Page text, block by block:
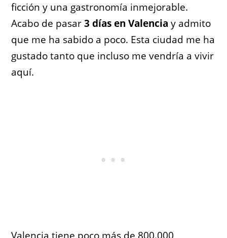
ficción y una gastronomía inmejorable.
Acabo de pasar3 días en Valencia y admito
que me ha sabido a poco. Esta ciudad me ha
gustado tanto que incluso me vendría a vivir
aquí.